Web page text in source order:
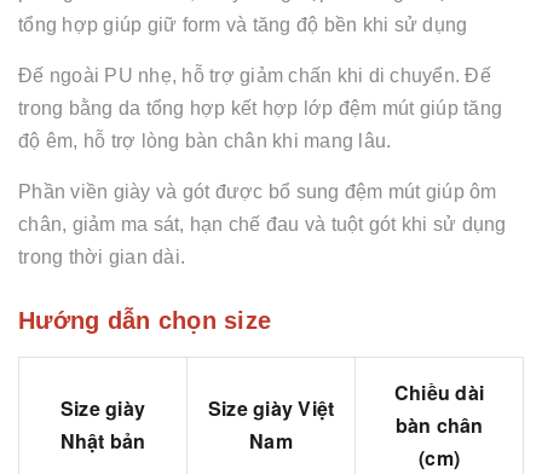
tổng hợp giúp giữ form và tăng độ bền khi sử dụng
Đế ngoài PU nhẹ, hỗ trợ giảm chấn khi di chuyển. Đế
trong bằng da tổng hợp kết hợp lớp đệm mút giúp tăng
độ êm, hỗ trợ lòng bàn chân khi mang lâu.
Phần viền giày và gót được bổ sung đệm mút giúp ôm
chân, giảm ma sát, hạn chế đau và tuột gót khi sử dụng
trong thời gian dài.
Hướng dẫn chọn size
Size giày
Nhật bản
Size giày Việt
Nam
Chiều dài
bàn chân
(cm)